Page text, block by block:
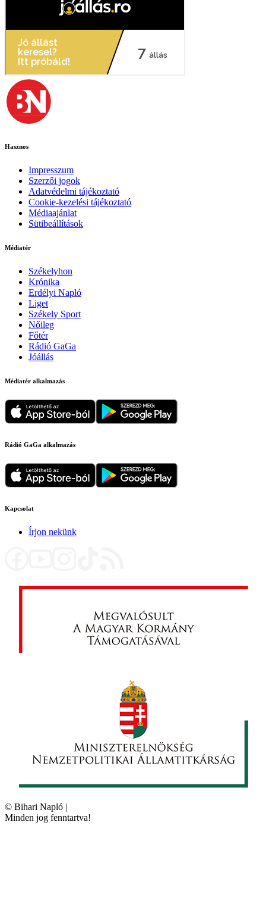
Hasznos
Impresszum
Szerzői jogok
Adatvédelmi tájékoztató
Cookie-kezelési tájékoztató
Médiaajánlat
Sütibeállítások
Médiatér
Székelyhon
Krónika
Erdélyi Napló
Liget
Székely Sport
Nőileg
Főtér
Rádió GaGa
Jóállás
Médiatér alkalmazás
Rádió GaGa alkalmazás
Kapcsolat
Írjon nekünk
© Bihari Napló |
Minden jog fenntartva!